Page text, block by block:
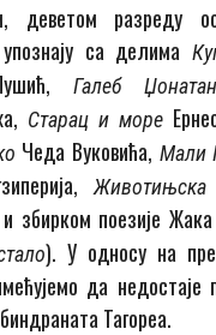
деветом разреду
са делима
Галеб
Старац и море
Чеда Вуковића, Мали
збирком поезије
). У односу на
да недостаје
Тагореа.